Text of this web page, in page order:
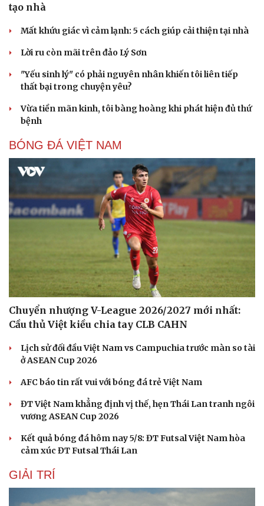
tạo nhà
Mất khứu giác vì cảm lạnh: 5 cách giúp cải thiện tại nhà
Lời ru còn mãi trên đảo Lý Sơn
"Yếu sinh lý" có phải nguyên nhân khiến tôi liên tiếp
thất bại trong chuyện yêu?
Vừa tiền mãn kinh, tôi bàng hoàng khi phát hiện đủ thứ
bệnh
BÓNG ĐÁ VIỆT NAM
Chuyển nhượng V-League 2026/2027 mới nhất:
Cầu thủ Việt kiều chia tay CLB CAHN
Lịch sử đối đầu Việt Nam vs Campuchia trước màn so tài
ở ASEAN Cup 2026
AFC báo tin rất vui với bóng đá trẻ Việt Nam
ĐT Việt Nam khẳng định vị thế, hẹn Thái Lan tranh ngôi
vương ASEAN Cup 2026
Kết quả bóng đá hôm nay 5/8: ĐT Futsal Việt Nam hòa
cảm xúc ĐT Futsal Thái Lan
GIẢI TRÍ